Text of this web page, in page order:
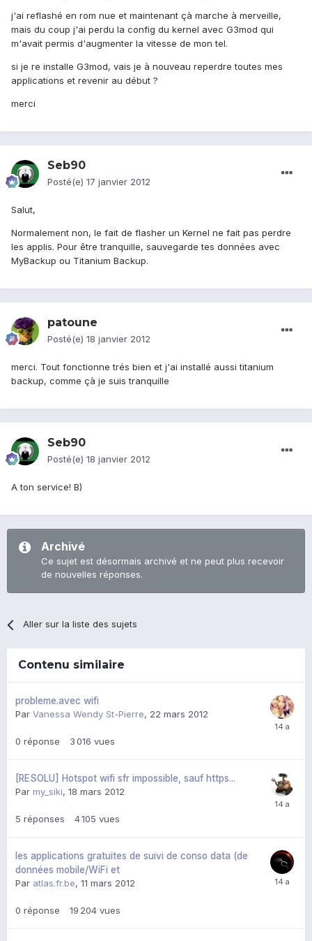
j'ai reflashé en rom nue et maintenant çà marche à merveille,
mais du coup j'ai perdu la config du kernel avec G3mod qui
m'avait permis d'augmenter la vitesse de mon tel.
si je re installe G3mod, vais je à nouveau reperdre toutes mes
applications et revenir au début ?
merci
Seb90
Posté(e) 17 janvier 2012
Salut,
Normalement non, le fait de flasher un Kernel ne fait pas perdre
les applis. Pour être tranquille, sauvegarde tes données avec
MyBackup ou Titanium Backup.
patoune
Posté(e) 18 janvier 2012
merci. Tout fonctionne trés bien et j'ai installé aussi titanium
backup, comme çà je suis tranquille
Seb90
Posté(e) 18 janvier 2012
A ton service! B)
Archivé
Ce sujet est désormais archivé et ne peut plus recevoir
de nouvelles réponses.
Aller sur la liste des sujets
Contenu similaire
probleme.avec wifi
Par Vanessa Wendy St-Pierre, 22 mars 2012
0 réponse 3 016 vues
[RESOLU] Hotspot wifi sfr impossible, sauf https...
Par my_siki, 18 mars 2012
5 réponses 4 105 vues
les applications gratuites de suivi de conso data (de
données mobile/WiFi et
Par atlas.fr.be, 11 mars 2012
0 réponse 19 204 vues